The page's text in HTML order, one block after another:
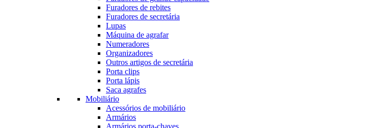
Furadores de rebites
Furadores de secretária
Lupas
Máquina de agrafar
Numeradores
Organizadores
Outros artigos de secretária
Porta clips
Porta lápis
Saca agrafes
Mobiliário
Acessórios de mobiliário
Armários
Armários porta-chaves